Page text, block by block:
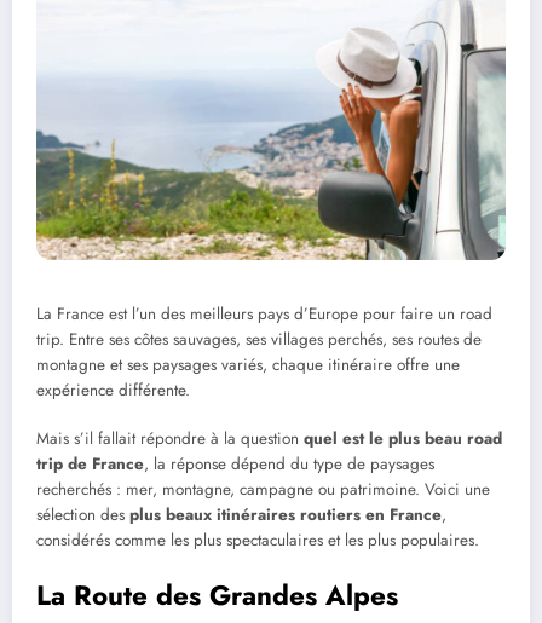
La France est l’un des meilleurs pays d’Europe pour faire un road
trip. Entre ses côtes sauvages, ses villages perchés, ses routes de
montagne et ses paysages variés, chaque itinéraire offre une
expérience différente.
Mais s’il fallait répondre à la question quel est le plus beau road
trip de France, la réponse dépend du type de paysages
recherchés : mer, montagne, campagne ou patrimoine. Voici une
sélection des plus beaux itinéraires routiers en France,
considérés comme les plus spectaculaires et les plus populaires.
La Route des Grandes Alpes